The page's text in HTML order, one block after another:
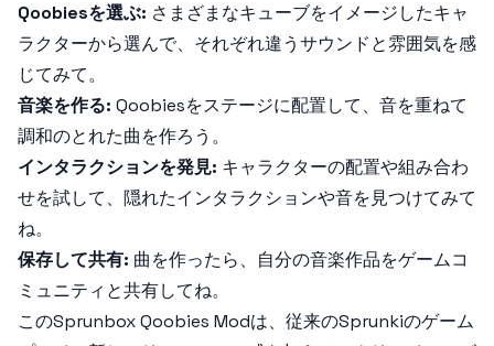
Qoobiesを選ぶ: さまざまなキューブをイメージしたキャ
ラクターから選んで、それぞれ違うサウンドと雰囲気を感
じてみて。
音楽を作る: Qoobiesをステージに配置して、音を重ねて
調和のとれた曲を作ろう。
インタラクションを発見: キャラクターの配置や組み合わ
せを試して、隠れたインタラクションや音を見つけてみて
ね。
保存して共有: 曲を作ったら、自分の音楽作品をゲームコ
ミュニティと共有してね。
このSprunbox Qoobies Modは、従来のSprunkiのゲーム